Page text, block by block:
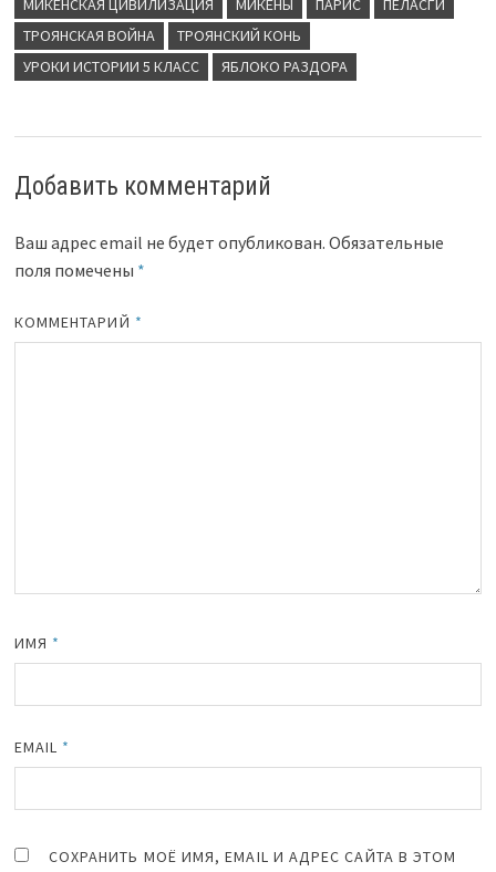
МИКЕНСКАЯ ЦИВИЛИЗАЦИЯ МИКЕНЫ ПАРИС
ПЕЛАСГИ
ТРОЯНСКАЯ ВОЙНА
ТРОЯНСКИЙ КОНЬ
УРОКИ ИСТОРИИ 5 КЛАСС
ЯБЛОКО РАЗДОРА
Добавить комментарий
Ваш адрес email не будет опубликован. Обязательные
поля помечены *
КОММЕНТАРИЙ *
ИМЯ *
EMAIL *
СОХРАНИТЬ МОЁ ИМЯ, EMAIL И АДРЕС САЙТА В ЭТОМ